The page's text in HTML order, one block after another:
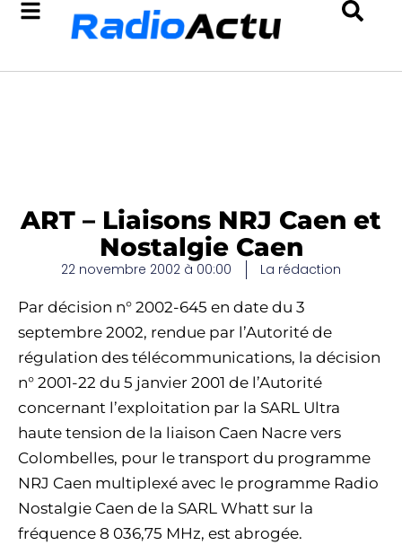
ART – Liaisons NRJ Caen et
Nostalgie Caen
22 novembre 2002 à 00:00 La rédaction
Par décision n° 2002-645 en date du 3
septembre 2002, rendue par l’Autorité de
régulation des télécommunications, la décision
n° 2001-22 du 5 janvier 2001 de l’Autorité
concernant l’exploitation par la SARL Ultra
haute tension de la liaison Caen Nacre vers
Colombelles, pour le transport du programme
NRJ Caen multiplexé avec le programme Radio
Nostalgie Caen de la SARL Whatt sur la
fréquence 8 036,75 MHz, est abrogée.